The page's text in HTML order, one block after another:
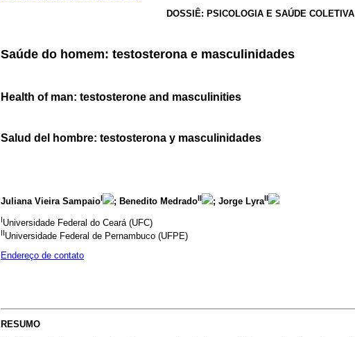
DOSSIÊ: PSICOLOGIA E SAÚDE COLETIVA
Saúde do homem: testosterona e masculinidades
Health of man: testosterone and masculinities
Salud del hombre: testosterona y masculinidades
Juliana Vieira SampaioI ; Benedito MedradoII ; Jorge LyraII
IUniversidade Federal do Ceará (UFC)
IIUniversidade Federal de Pernambuco (UFPE)
Endereço de contato
RESUMO